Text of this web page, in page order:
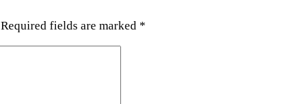
Required fields are marked *